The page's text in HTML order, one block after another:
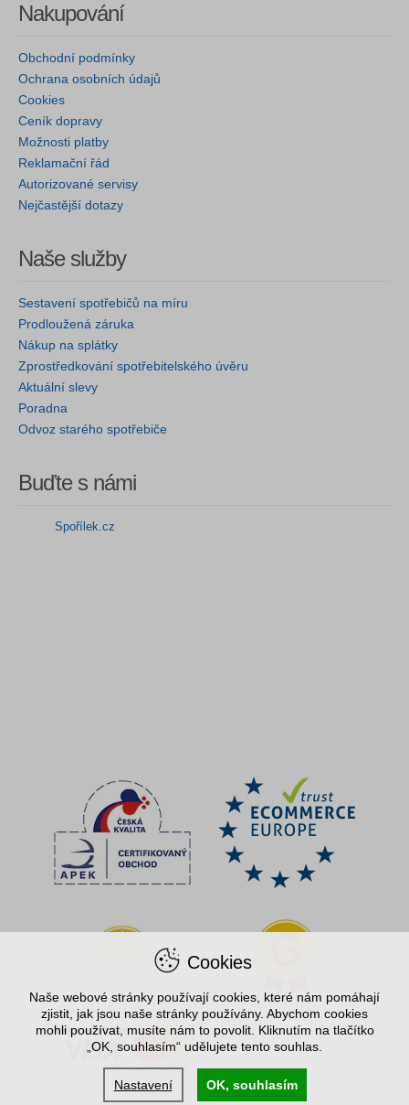
Nakupování
Obchodní podmínky
Ochrana osobních údajů
Cookies
Ceník dopravy
Možnosti platby
Reklamační řád
Autorizované servisy
Nejčastější dotazy
Naše služby
Sestavení spotřebičů na míru
Prodloužená záruka
Nákup na splátky
Zprostředkování spotřebitelského úvěru
Aktuální slevy
Poradna
Odvoz starého spotřebiče
Buďte s námi
Spořílek.cz
Cookies
Naše webové stránky používají cookies, které nám pomáhají
zjistit, jak jsou naše stránky používány. Abychom cookies
mohli používat, musíte nám to povolit. Kliknutím na tlačítko
„OK, souhlasím“ udělujete tento souhlas.
Nastavení OK, souhlasím